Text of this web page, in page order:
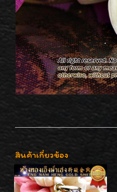
สินค้าเกี่ยวข้อง